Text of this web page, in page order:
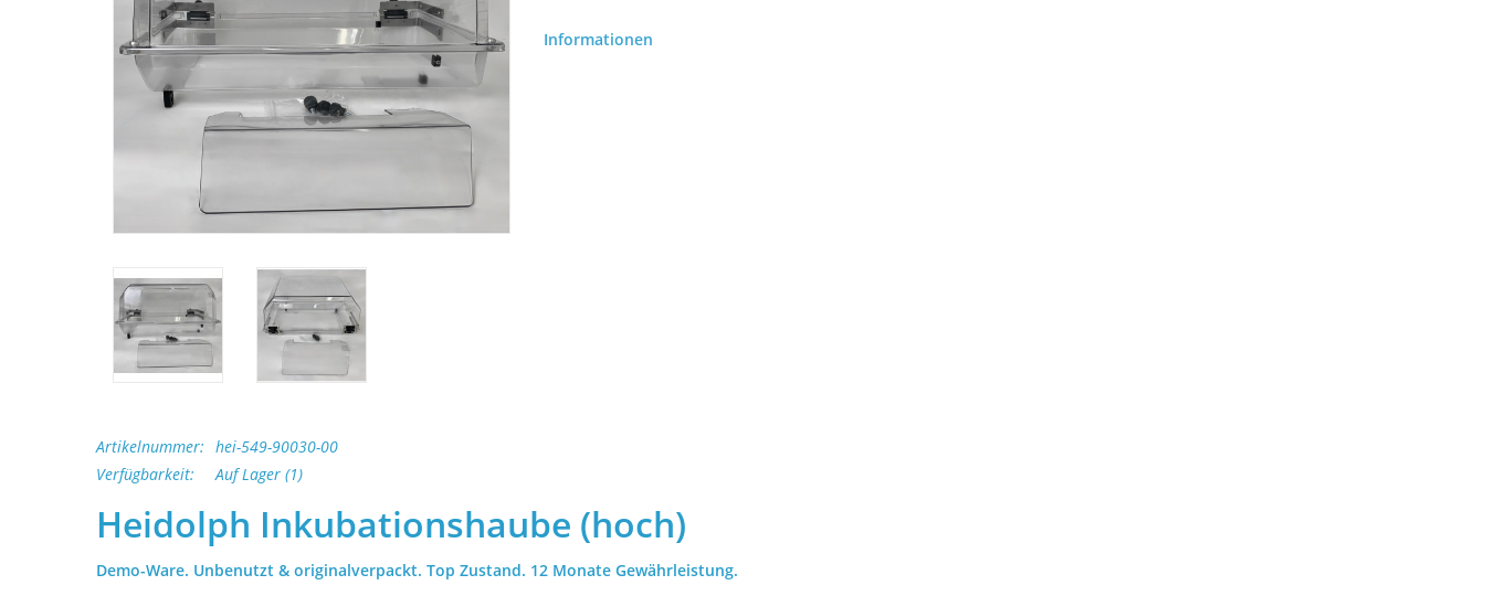
Informationen
Artikelnummer: hei-549-90030-00
Verfügbarkeit:
Auf Lager (1)
Heidolph Inkubationshaube (hoch)
Demo-Ware. Unbenutzt & originalverpackt. Top Zustand. 12 Monate Gewährleistung.